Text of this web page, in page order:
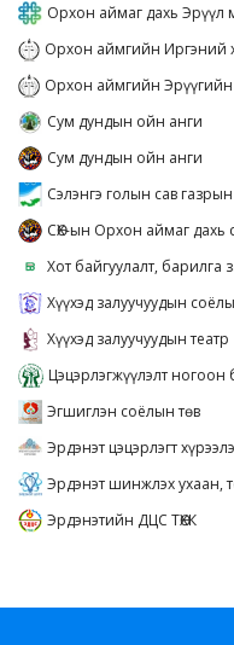
Орхон аймаг дахь Эрүүл
Орхон аймгийн Иргэний
Орхон аймгийн
Сум дундын ойн анги
Сум дундын ойн анги
Сэлэнгэ голын сав
СӨХ-ын Орхон аймаг дахь
Хот байгуулалт, барилга
Хүүхэд залуучуудын
Хүүхэд залуучуудын театр
Цэцэрлэгжүүлэлт
Эгшиглэн соёлын төв
Эрдэнэт цэцэрлэгт
Эрдэнэт шинжлэх ухаан,
Эрдэнэтийн ДЦС ТӨХК